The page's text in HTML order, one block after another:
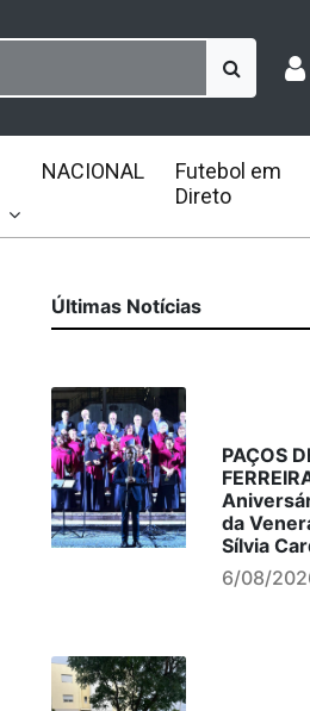
NACIONAL
Futebol em
Direto
Últimas Notícias
PAÇOS
da
Sílvia
6/08/